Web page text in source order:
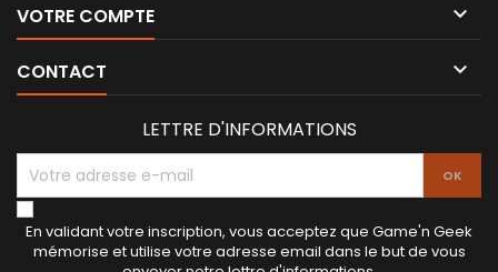
VOTRE COMPTE 
CONTACT 
LETTRE D'INFORMATIONS
En validant votre inscription, vous acceptez que Game'n Geek
mémorise et utilise votre adresse email dans le but de vous